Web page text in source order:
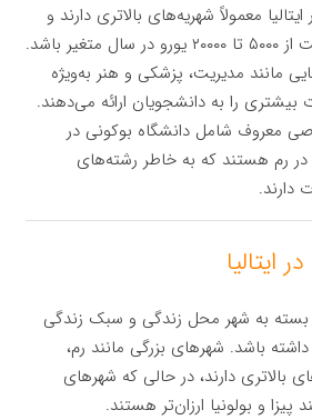
معمولاً شهریه‌های بالاتری دارند و
هزینه‌های آنها ممکن است از ۵۰۰۰ تا ۲۰۰۰۰ یورو در سال متغیر باشد.
مانند مدیریت، پزشکی و هنر به‌ویژه
را به دانشجویان ارائه می‌دهند.
معروف شامل دانشگاه بوکونی در
رم هستند که به خاطر رشته‌های
دارند.
ایتالیا
بسته به شهر محل زندگی و سبک زندگی
باشد. شهرهای بزرگی مانند رم،
بالاتری دارند، در حالی که شهرهای
و بولونیا ارزان‌تر هستند.